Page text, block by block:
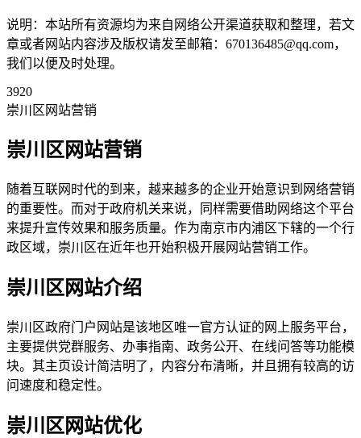
说明：本站所有资源均为来自网络公开渠道获取和整理，若文
章或者网站内容涉及版权请发至邮箱：670136485@qq.com，
我们以便及时处理。
3920
崇川区网站营销
崇川区网站营销
随着互联网时代的到来，越来越多的企业开始意识到网络营销
的重要性。而对于政府机关来说，同样需要借助网络这个平台
来提升宣传效果和服务质量。作为南京市内浦区下辖的一个行
政区域，崇川区在近年也开始积极开展网站营销工作。
崇川区网站介绍
崇川区政府门户网站是该地区唯一官方认证的网上服务平台，
主要提供党群服务、办事指南、政务公开、在线问答等功能模
块。其主页设计简洁明了，内容分布清晰，并且拥有较高的访
问速度和稳定性。
崇川区网站优化